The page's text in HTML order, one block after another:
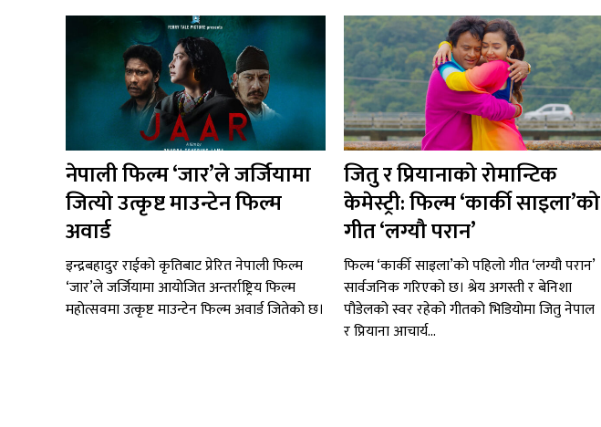
नेपाली फिल्म ‘जार’ले जर्जियामा
जित्यो उत्कृष्ट माउन्टेन फिल्म
अवार्ड
इन्द्रबहादुर राईको कृतिबाट प्रेरित नेपाली फिल्म
‘जार’ले जर्जियामा आयोजित अन्तर्राष्ट्रिय फिल्म
महोत्सवमा उत्कृष्ट माउन्टेन फिल्म अवार्ड जितेको छ।
जितु र प्रियानाको रोमान्टिक
केमेस्ट्री: फिल्म ‘कार्की साइला’को
गीत ‘लग्यौ परान’
फिल्म ‘कार्की साइला’को पहिलो गीत ‘लग्यौ परान’
सार्वजनिक गरिएको छ। श्रेय अगस्ती र बेनिशा
पौडेलको स्वर रहेको गीतको भिडियोमा जितु नेपाल
र प्रियाना आचार्य...